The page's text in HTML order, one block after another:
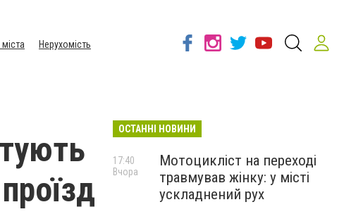
міста
Нерухомість
ОСТАННІ НОВИНИ
Мотоцикліст на переході
травмував жінку: у місті
ускладнений рух
17:40
Вчора